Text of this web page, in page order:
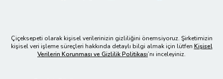
Çiçeksepeti olarak kişisel verilerinizin gizliliğini önemsiyoruz. Şirketimizin
kişisel veri işleme süreçleri hakkında detaylı bilgi almak için lütfen Kişisel
Verilerin Korunması ve Gizlilik Politikası’nı inceleyiniz.